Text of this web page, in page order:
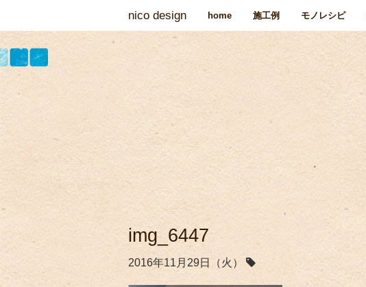
nico design home 施工例 モノレシピ
img_6447
2016年11月29日（火）